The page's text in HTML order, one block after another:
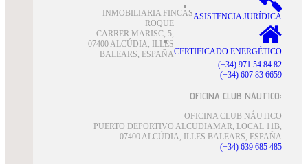
ASISTENCIA JURÍDICA
CERTIFICADO ENERGÉTICO
INMOBILIARIA FINCAS
ROQUE
CARRER MARISC, 5,
07400 ALCÚDIA, ILLES
BALEARS, ESPAÑA
(+34) 971 54 84 82
(+34) 607 83 6659
OFICINA CLUB NÁUTICO:
OFICINA CLUB NÁUTICO
PUERTO DEPORTIVO ALCUDIAMAR, LOCAL 11B,
07400 ALCÚDIA, ILLES BALEARS, ESPAÑA
(+34) 639 685 485